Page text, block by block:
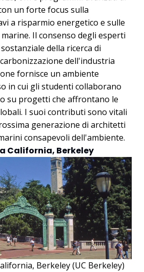
un forte focus sulla
a risparmio energetico e sulle
Il consenso degli esperti
della ricerca di
dell'industria
fornisce un ambiente
in cui gli studenti collaborano
su progetti che affrontano le
I suoi contributi sono vitali
generazione di architetti
consapevoli dell'ambiente.
California, Berkeley
Berkeley (UC Berkeley)